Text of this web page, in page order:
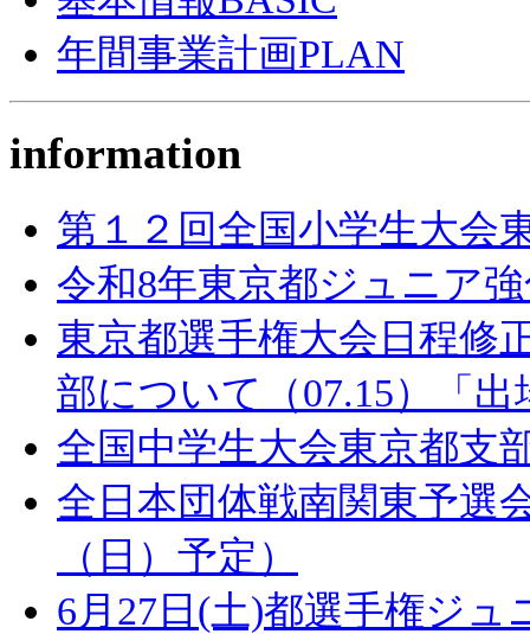
年間事業計画PLAN
information
第１２回全国小学生大会
令和8年東京都ジュニア
東京都選手権大会日程修
部について（07.15）「
全国中学生大会東京都支
全日本団体戦南関東予選
（日）予定）
6月27日(土)都選手権ジ